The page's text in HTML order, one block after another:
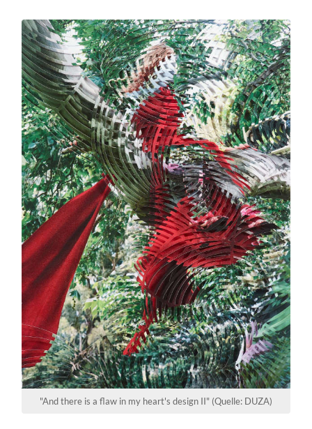
"And there is a flaw in my heart's design II" (Quelle: DUZA)